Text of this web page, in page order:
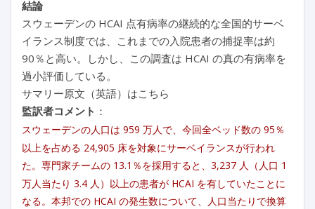
結論
スウェーデンの HCAI 点有病率の継続的な全国的サーベ
イランス制度では、これまでの入院患者の捕捉率は約
90％と高い。しかし、この調査は HCAI の真の有病率を
過小評価している。
サマリー原文（英語）はこちら
監訳者コメント ：
スウェーデンの人口は 959 万人で、今回全ベッド数の 95％
以上を占める 24,905 床を対象にサーベイランスが行われ
た。専門家チームの 13.1％を採用すると、3,237 人（人口 1
万人当たり 3.4 人）以上の患者が HCAI を有していたことに
なる。本邦での HCAI の発生数について、人口当たりで換算